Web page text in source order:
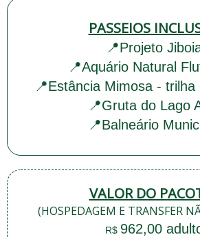
PASSEIOS
📍Projeto
📍Aquário Natural
📍Estância Mimosa -
📍Gruta do Lago
📍Balneário
VALOR DO
(HOSPEDAGEM E TRANSFER
R$ 962,00